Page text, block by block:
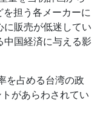
担う各メーカーに
販売が低迷してい
中国経済に与える影
を占める台湾の政
があらわされてい